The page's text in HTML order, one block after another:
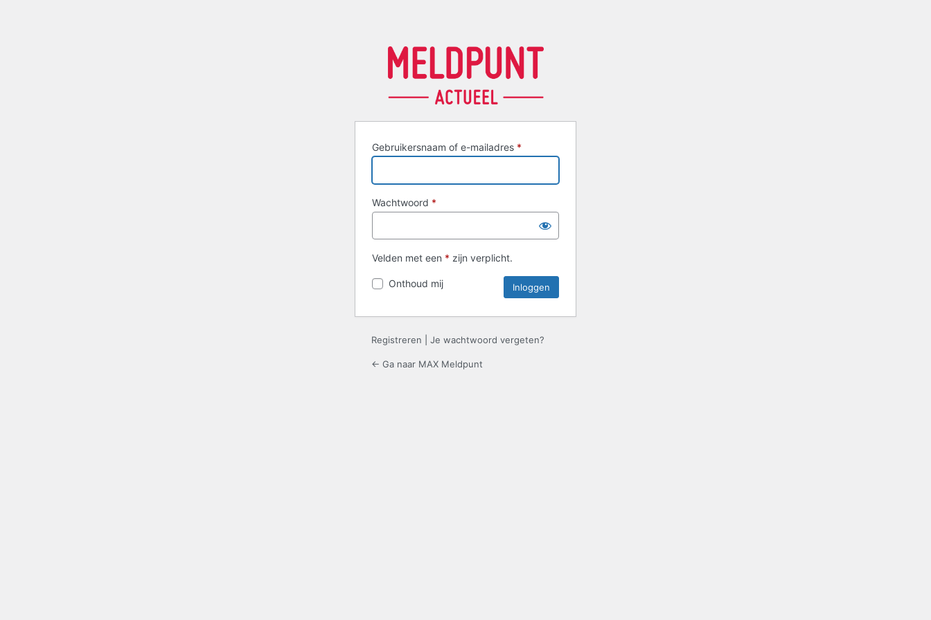
Gebruikersnaam of e-mailadres *
Wachtwoord *
Velden met een * zijn verplicht.
Onthoud mij
Registreren Je wachtwoord vergeten?
← Ga naar MAX Meldpunt